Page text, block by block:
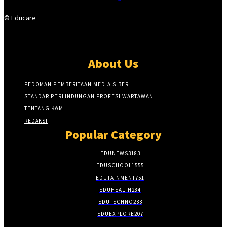
© Educare
About Us
PEDOMAN PEMBERITAAN MEDIA SIBER
STANDAR PERLINDUNGAN PROFESI WARTAWAN
TENTANG KAMI
REDAKSI
Popular Category
EDUNEWS3183
EDUSCHOOL1555
EDUTAINMENT751
EDUHEALTH284
EDUTECHNO233
EDUEXPLORE207